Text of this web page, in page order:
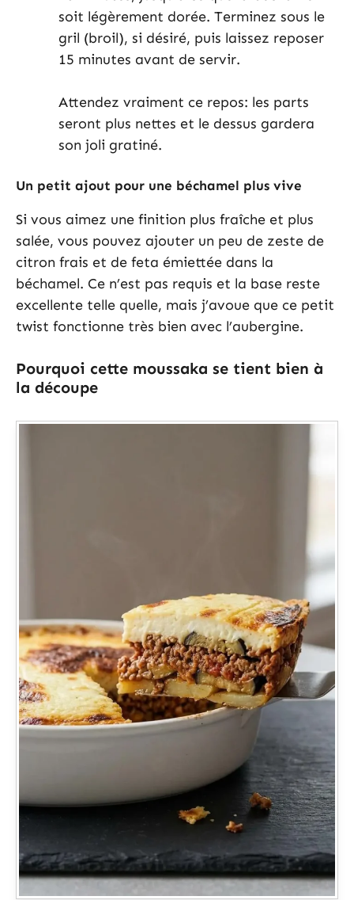
soit légèrement dorée. Terminez sous le
gril (broil), si désiré, puis laissez reposer
15 minutes avant de servir.
Attendez vraiment ce repos: les parts
seront plus nettes et le dessus gardera
son joli gratiné.
Un petit ajout pour une béchamel plus vive
Si vous aimez une finition plus fraîche et plus
salée, vous pouvez ajouter un peu de zeste de
citron frais et de feta émiettée dans la
béchamel. Ce n’est pas requis et la base reste
excellente telle quelle, mais j’avoue que ce petit
twist fonctionne très bien avec l’aubergine.
Pourquoi cette moussaka se tient bien à
la découpe